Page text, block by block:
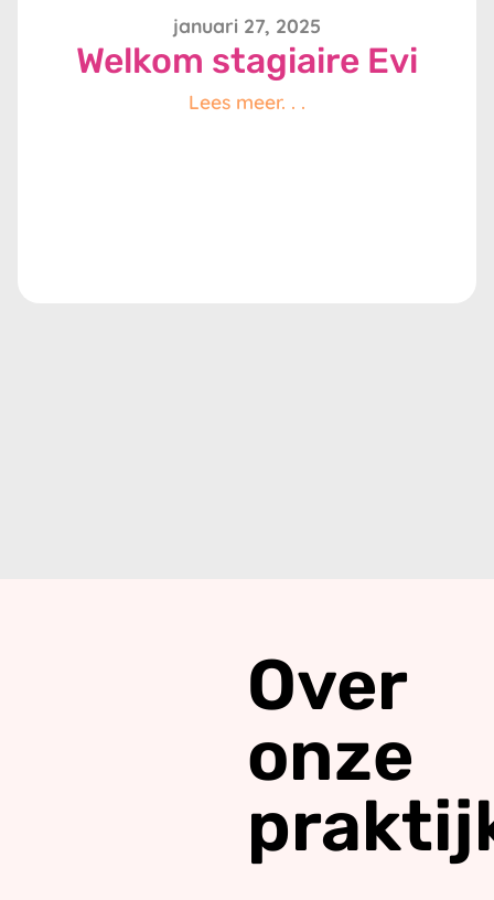
januari 27, 2025
Welkom stagiaire Evi
Lees meer. . .
Over
onze